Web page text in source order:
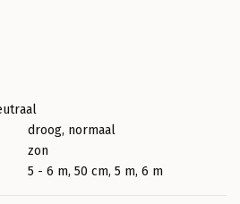
droog, normaal
zon
5 - 6 m, 50 cm, 5 m, 6 m